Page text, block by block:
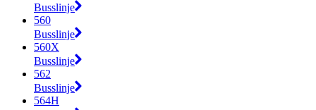
Busslinje
560
Busslinje
560X
Busslinje
562
Busslinje
564H